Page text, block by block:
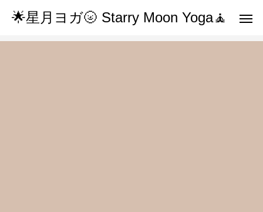
🌟星月ヨガ🌝 Starry Moon Yoga🧘